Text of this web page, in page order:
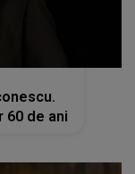
60 de ani